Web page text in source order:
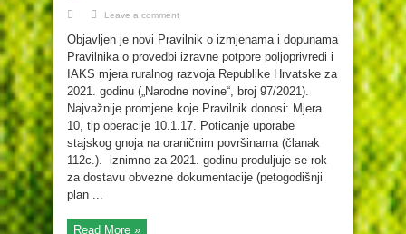
Leave a comment
Objavljen je novi Pravilnik o izmjenama i dopunama
Pravilnika o provedbi izravne potpore poljoprivredi i
IAKS mjera ruralnog razvoja Republike Hrvatske za
2021. godinu („Narodne novine“, broj 97/2021).
Najvažnije promjene koje Pravilnik donosi: Mjera
10, tip operacije 10.1.17. Poticanje uporabe
stajskog gnoja na oraničnim površinama (članak
112c.). iznimno za 2021. godinu produljuje se rok
za dostavu obvezne dokumentacije (petogodišnji
plan ...
Read More »